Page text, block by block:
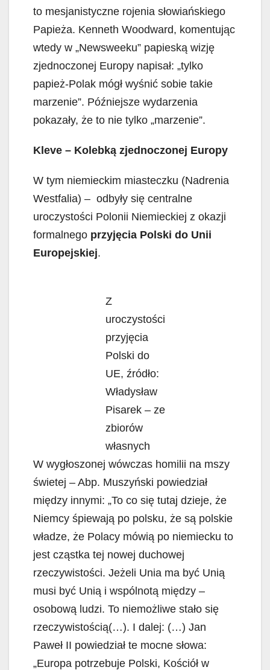
to mesjanistyczne rojenia słowiańskiego
Papieża. Kenneth Woodward, komentując
wtedy w „Newsweeku” papieską wizję
zjednoczonej Europy napisał: „tylko
papież-Polak mógł wyśnić sobie takie
marzenie”. Późniejsze wydarzenia
pokazały, że to nie tylko „marzenie”.
Kleve – Kolebką zjednoczonej Europy
W tym niemieckim miasteczku (Nadrenia
Westfalia) – odbyły się centralne
uroczystości Polonii Niemieckiej z okazji
formalnego przyjęcia Polski do Unii
Europejskiej.
Z
uroczystości
przyjęcia
Polski do
UE, źródło:
Władysław
Pisarek – ze
zbiorów
własnych
W wygłoszonej wówczas homilii na mszy
świetej – Abp. Muszyński powiedział
między innymi: „To co się tutaj dzieje, że
Niemcy śpiewają po polsku, że są polskie
władze, że Polacy mówią po niemiecku to
jest cząstka tej nowej duchowej
rzeczywistości. Jeżeli Unia ma być Unią
musi być Unią i wspólnotą między –
osobową ludzi. To niemożliwe stało się
rzeczywistością(…). I dalej: (…) Jan
Paweł II powiedział te mocne słowa:
„Europa potrzebuje Polski, Kościół w